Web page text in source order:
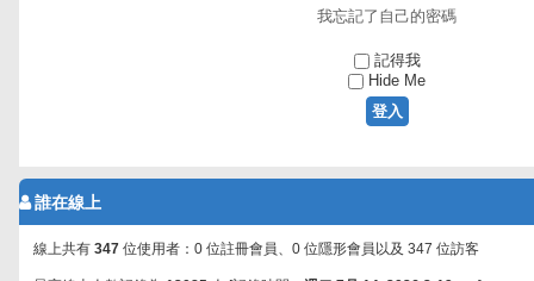
我忘記了自己的密碼
記得我
Hide Me
誰在線上
線上共有 347 位使用者：0 位註冊會員、0 位隱形會員以及 347 位訪客